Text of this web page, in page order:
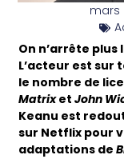
mars
On n’arrête plus
L’acteur est sur
le nombre de
MatrixetJohn
Keanu est
sur Netflix pour
adaptations de